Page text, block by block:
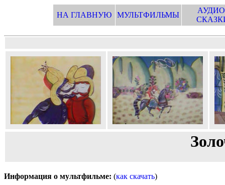
НА ГЛАВНУЮ МУЛЬТФИЛЬМЫ
Информация о мультфильме: (как скачать)